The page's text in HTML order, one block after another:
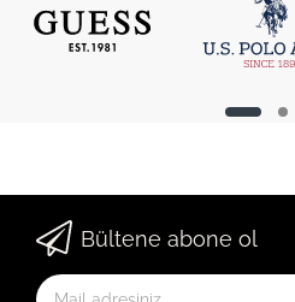
Bültene abone ol